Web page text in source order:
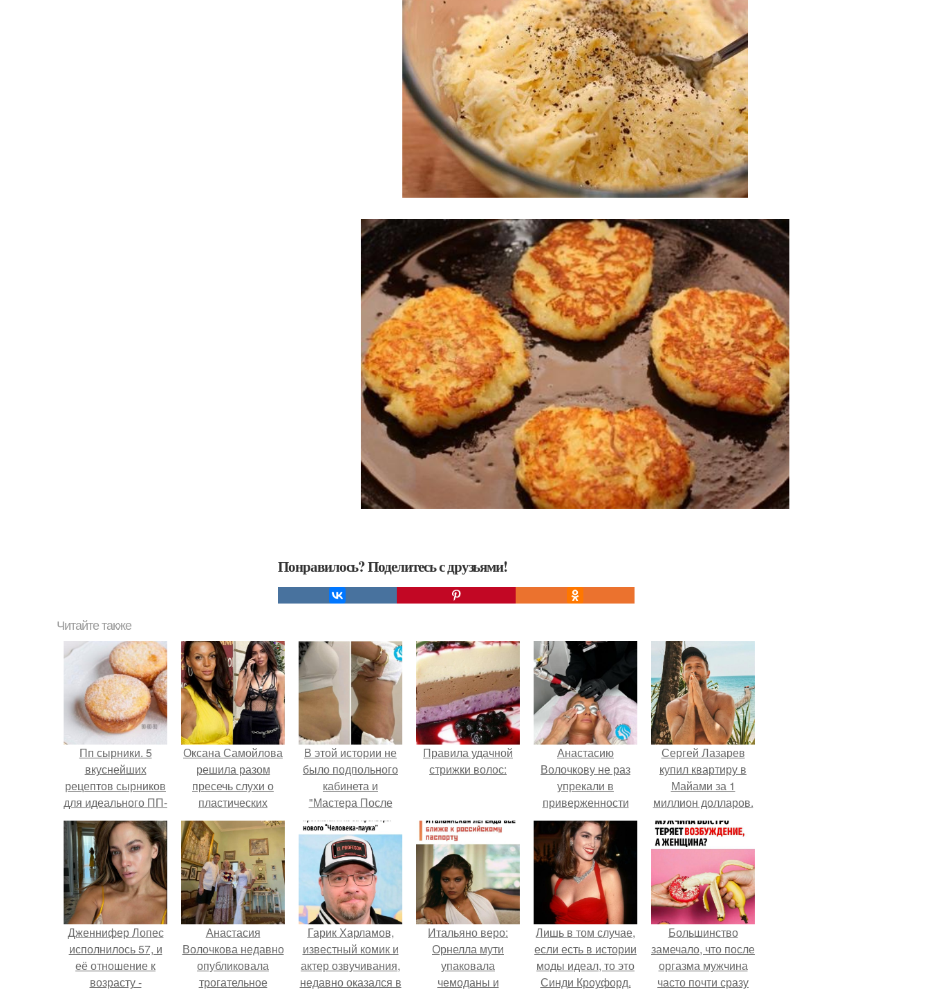
Понравилось? Поделитесь с друзьями!
Читайте также
Пп сырники. 5
вкуснейших
рецептов сырников
для идеального ПП-
завтрака.
Оксана Самойлова
решила разом
пресечь слухи о
пластических
операциях и
публично
прояснила
ситуацию.
В этой истории не
было подпольного
кабинета и
"Мастера После
Двухнедельных
Курсов".
Правила удачной
стрижки волос:
Анастасию
Волочкову не раз
упрекали в
приверженности
устаревшим бьюти -
процедурам.
Сергей Лазарев
купил квартиру в
Майами за 1
миллион долларов.
Дженнифер Лопес
исполнилось 57, и
её отношение к
возрасту -
Анастасия
Волочкова недавно
опубликовала
трогательное
Гарик Харламов,
известный комик и
актер озвучивания,
недавно оказался в
Итальяно веро:
Орнелла мути
упаковала
чемоданы и
Лишь в том случае,
если есть в истории
моды идеал, то это
Синди Кроуфорд.
Большинство
замечало, что после
оргазма мужчина
часто почти сразу